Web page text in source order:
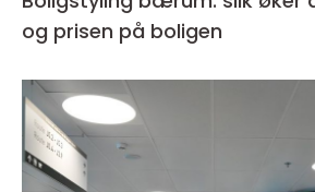
og prisen på boligen